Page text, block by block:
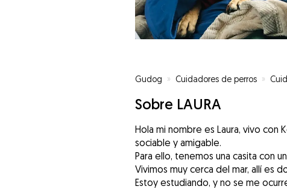
Gudog » Cuidadores de perros »
Sobre LAURA
Hola mi nombre es Laura, vivo con
sociable y amigable.
Para ello, tenemos una casita con
Vivimos muy cerca del mar, allí es
Estoy estudiando, y no se me